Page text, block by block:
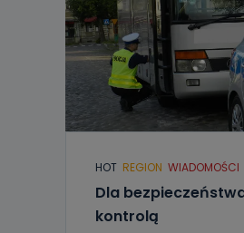
HOT REGION WIADOMOŚCI
Dla
kontrolą